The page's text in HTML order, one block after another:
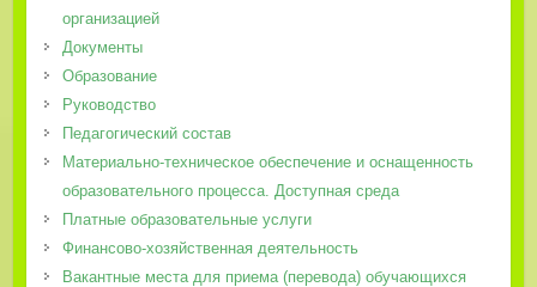
организацией
Документы
Образование
Руководство
Педагогический состав
Материально-техническое обеспечение и оснащенность
образовательного процесса. Доступная среда
Платные образовательные услуги
Финансово-хозяйственная деятельность
Вакантные места для приема (перевода) обучающихся